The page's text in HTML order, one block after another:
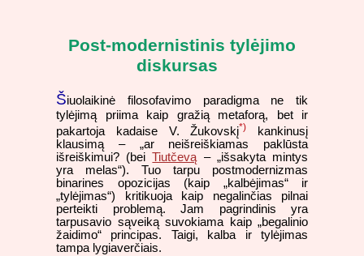
Post-modernistinis tylėjimo
diskursas
Šiuolaikinė filosofavimo paradigma ne tik
tylėjimą priima kaip gražią metaforą, bet ir
pakartoja kadaise V. Žukovskį*)
kankinusį
klausimą – „ar neišreiškiamas paklūsta
išreiškimui? (beiTiutčevą– „išsakyta mintys
yra melas“). Tuo tarpu postmodernizmas
binarines opozicijas (kaip „kalbėjimas“ ir
„tylėjimas“) kritikuoja kaip negalinčias pilnai
perteikti problemą. Jam pagrindinis yra
tarpusavio sąveiką suvokiama kaip „begalinio
žaidimo“ principas. Taigi, kalba ir tylėjimas
tampa lygiaverčiais.